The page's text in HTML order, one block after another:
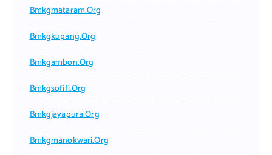
Bmkgmataram.org
Bmkgkupang.org
Bmkgambon.org
Bmkgsofifi.org
Bmkgjayapura.org
Bmkgmanokwari.org